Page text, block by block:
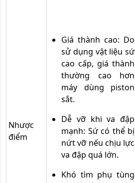
Nhược
điểm
Giá thành cao: Do
sử dụng vật liệu sứ
cao cấp, giá thành
thường cao hơn
máy dùng piston
sắt.
Dễ vỡ khi va đập
mạnh: Sứ có thể bị
nứt vỡ nếu chịu lực
va đập quá lớn.
Khó tìm phụ tùng